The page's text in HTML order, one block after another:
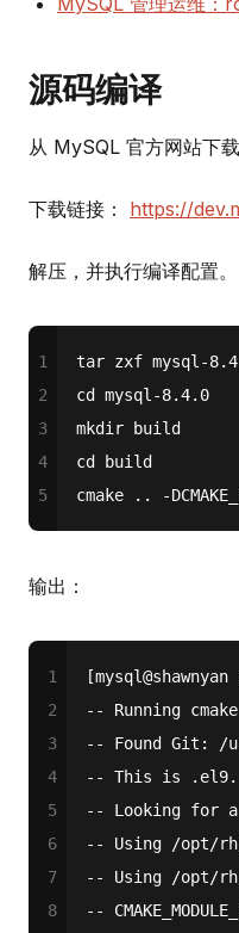
源码编译
从 MySQL 官方网站下
下载链接： https://
解压，并执行编译配置。
1
2
3
4
5
tar zxf mysql-
cd mysql-8.4.0
mkdir build
cd build
cmake .. -
输出：
1
2
3
4
5
6
7
8
-- Running
-- Found Git: /
-- This is .el9.
-- Looking for
-- Using /opt/
-- Using /opt/
--